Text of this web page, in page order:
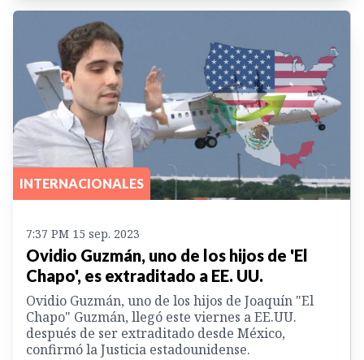
INTERNACIONALES
7:37 PM 15 sep. 2023
Ovidio Guzmán, uno de los hijos de 'El
Chapo', es extraditado a EE. UU.
Ovidio Guzmán, uno de los hijos de Joaquín "El
Chapo" Guzmán, llegó este viernes a EE.UU.
después de ser extraditado desde México,
confirmó la Justicia estadounidense.